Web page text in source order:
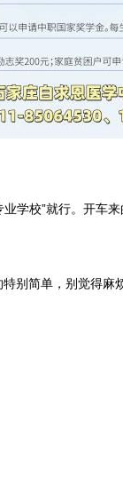
学校”就行。开车
别简单，别觉得麻